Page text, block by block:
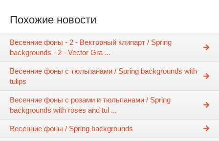
Похожие новости
Весенние фоны - 2 - Векторный клипарт / Spring
backgrounds - 2 - Vector Gra ...
Весенние фоны с тюльпанами / Spring backgrounds with
tulips
Весенние фоны с розами и тюльпанами / Spring
backgrounds with roses and tul ...
Весенние фоны / Spring backgrounds